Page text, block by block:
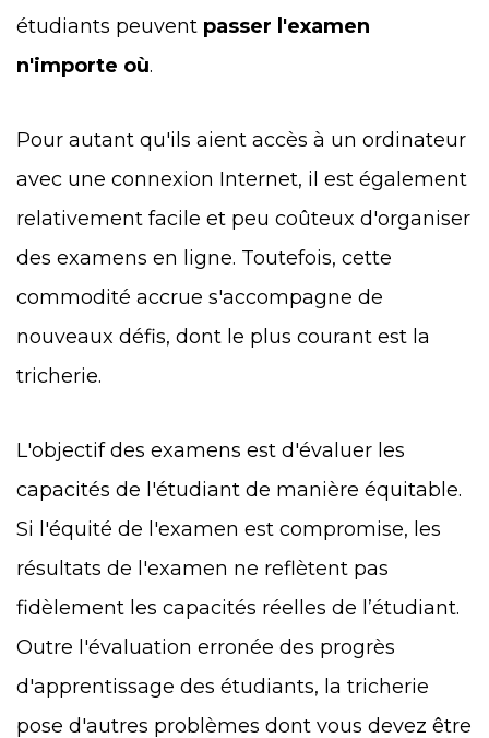
étudiants peuvent passer l'examen
n'importe où.
Pour autant qu'ils aient accès à un ordinateur
avec une connexion Internet, il est également
relativement facile et peu coûteux d'organiser
des examens en ligne. Toutefois, cette
commodité accrue s'accompagne de
nouveaux défis, dont le plus courant est la
tricherie.
L'objectif des examens est d'évaluer les
capacités de l'étudiant de manière équitable.
Si l'équité de l'examen est compromise, les
résultats de l'examen ne reflètent pas
fidèlement les capacités réelles de l’étudiant.
Outre l'évaluation erronée des progrès
d'apprentissage des étudiants, la tricherie
pose d'autres problèmes dont vous devez être